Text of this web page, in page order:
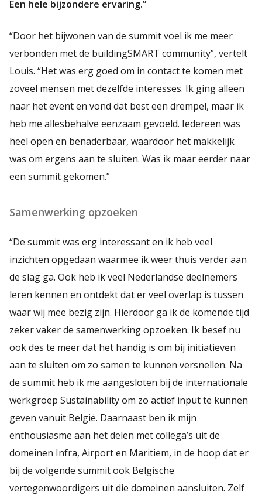
Een hele bijzondere ervaring.”
“Door het bijwonen van de summit voel ik me meer
verbonden met de buildingSMART community”, vertelt
Louis. “Het was erg goed om in contact te komen met
zoveel mensen met dezelfde interesses. Ik ging alleen
naar het event en vond dat best een drempel, maar ik
heb me allesbehalve eenzaam gevoeld. Iedereen was
heel open en benaderbaar, waardoor het makkelijk
was om ergens aan te sluiten. Was ik maar eerder naar
een summit gekomen.”
Samenwerking opzoeken
“De summit was erg interessant en ik heb veel
inzichten opgedaan waarmee ik weer thuis verder aan
de slag ga. Ook heb ik veel Nederlandse deelnemers
leren kennen en ontdekt dat er veel overlap is tussen
waar wij mee bezig zijn. Hierdoor ga ik de komende tijd
zeker vaker de samenwerking opzoeken. Ik besef nu
ook des te meer dat het handig is om bij initiatieven
aan te sluiten om zo samen te kunnen versnellen. Na
de summit heb ik me aangesloten bij de internationale
werkgroep Sustainability om zo actief input te kunnen
geven vanuit België. Daarnaast ben ik mijn
enthousiasme aan het delen met collega’s uit de
domeinen Infra, Airport en Maritiem, in de hoop dat er
bij de volgende summit ook Belgische
vertegenwoordigers uit die domeinen aansluiten. Zelf